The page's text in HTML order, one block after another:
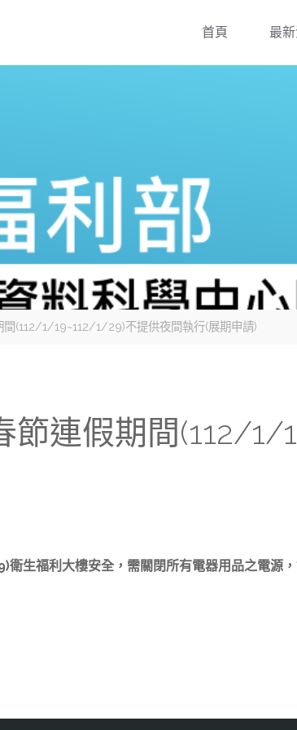
跳
到
首頁 最
間(112/1/19~112/1/29)不提供夜間執行(展期申請)
節連假期間(112/1/
生福利大樓安全，需關閉所有電器用品之電源